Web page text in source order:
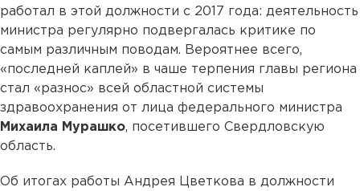
работал в этой должности с 2017 года: деятельность
министра регулярно подвергалась критике по
самым различным поводам. Вероятнее всего,
«последней каплей» в чаше терпения главы региона
стал «разнос» всей областной системы
здравоохранения от лица федерального министра
Михаила Мурашко, посетившего Свердловскую
область.
Об итогах работы Андрея Цветкова в должности